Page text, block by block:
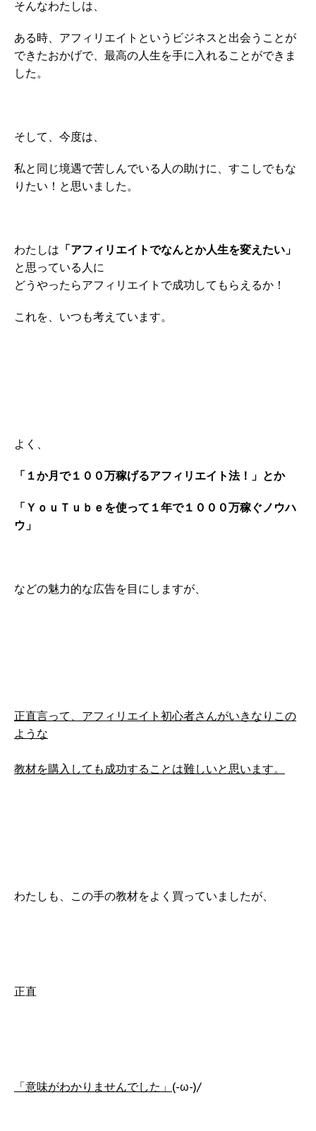
そんなわたしは、
ある時、アフィリエイトというビジネスと出会うことが
できたおかげで、最高の人生を手に入れることができま
した。
そして、今度は、
私と同じ境遇で苦しんでいる人の助けに、すこしでもな
りたい！と思いました。
わたしは 「アフィリエイトでなんとか人生を変えたい」
と思っている人に
どうやったらアフィリエイトで成功してもらえるか！
これを、いつも考えています。
よく、
「１か月で１００万稼げるアフィリエイト法！」とか
「ＹｏｕＴｕｂｅを使って１年で１０００万稼ぐノウハ
ウ」
などの魅力的な広告を目にしますが、
正直言って、アフィリエイト初心者さんがいきなりこの
ような
教材を購入しても成功することは難しいと思います。
わたしも、この手の教材をよく買っていましたが、
正直
「意味がわかりませんでした」 (-ω-)/